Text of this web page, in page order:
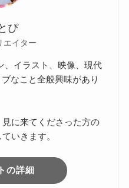
ぴ
エイター
、イラスト、映像、現代
なこと全般興味があり
に来てくださった方の
いきます。
の詳細